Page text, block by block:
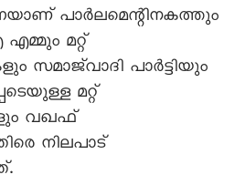
പാർലമെന്റിനകത്തും
മറ്റ്
സമാജ്‌വാദി പാർട്ടിയും
മറ്റ്
വഖഫ്
നിലപാട്